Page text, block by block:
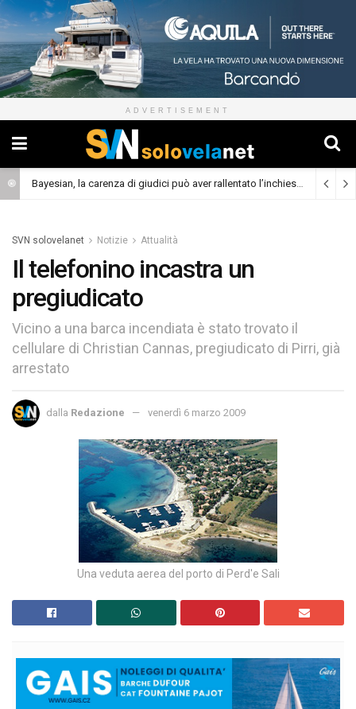
ADVERTISEMENT
Bayesian, la carenza di giudici può aver rallentato l’inchiesta (Cronaca)
SVN solovelanet Notizie Attualità
Il telefonino incastra un
pregiudicato
Vicino a una barca incendiata è stato trovato il
cellulare di Christian Cannas, pregiudicato di Pirri, già
arrestato
dalla Redazione venerdì 6 marzo 2009
Una veduta aerea del porto di Perd'e Sali